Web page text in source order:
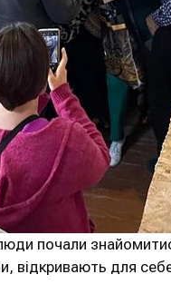
почали
відкривають для